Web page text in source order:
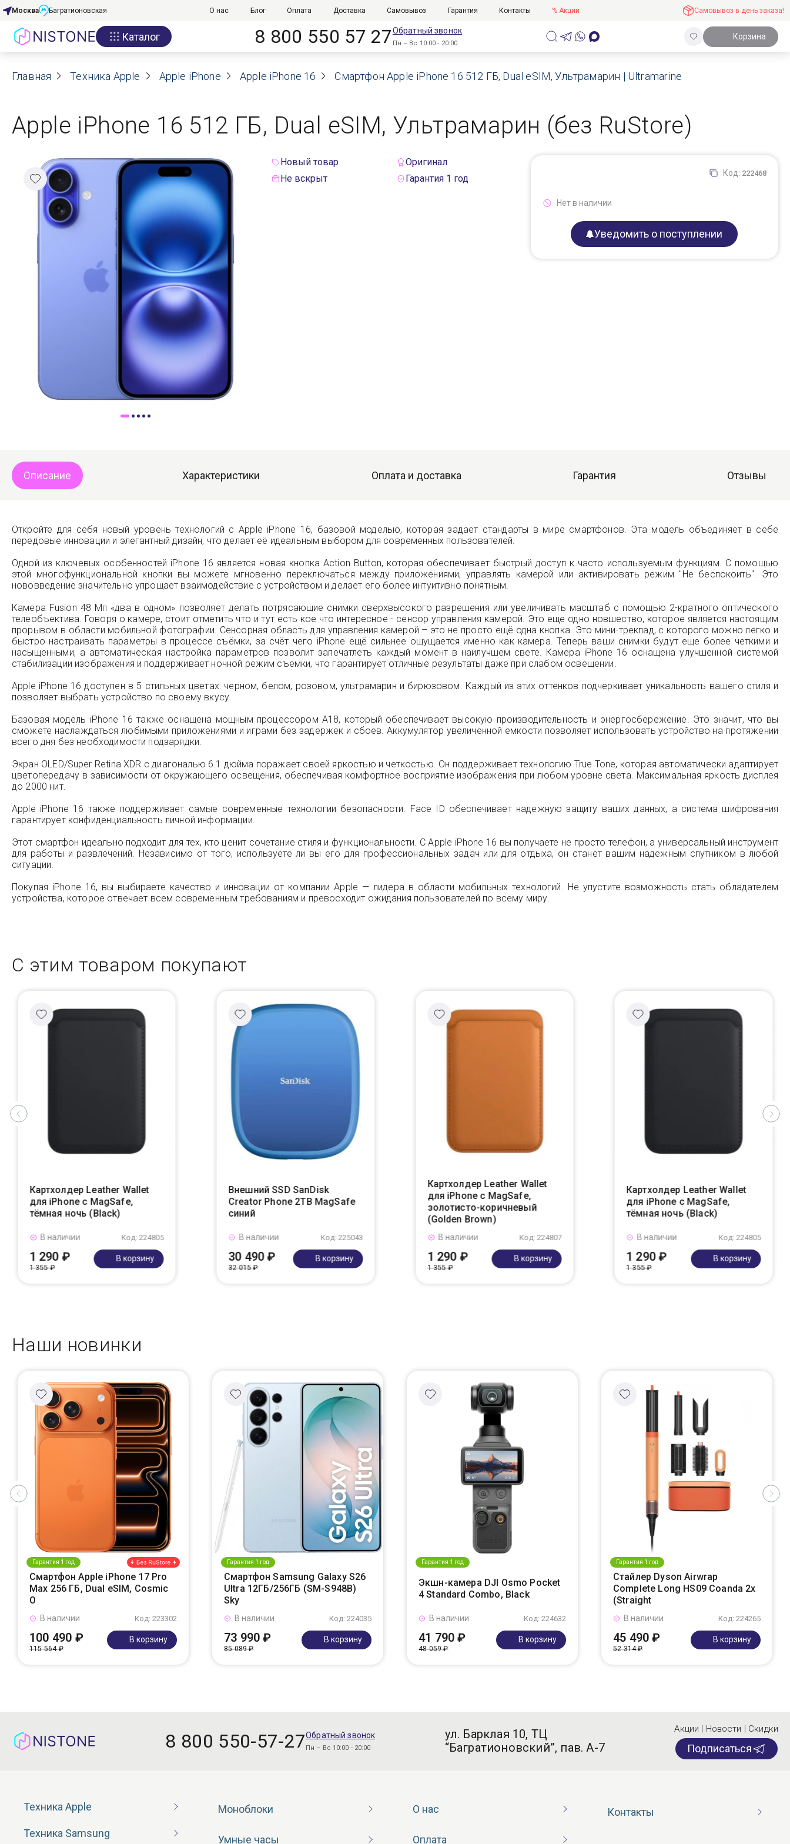
Акции
О нас
Реквизиты
Контакты
Гарантия
Доставка
Москва Багратионовская О нас Блог Оплата Доставка Самовывоз Гарантия Контакты % Акции Самовывоз в день заказа!
Каталог 8 800 550 57 27Обратный звонок
Пн – Вс 10:00 - 20:00
Корзина
Главная Техника Apple Apple iPhone Apple iPhone 16 Смартфон Apple iPhone 16 512 ГБ, Dual eSIM, Ультрамарин | Ultramarine
Apple iPhone 16 512 ГБ, Dual eSIM, Ультрамарин (без RuStore)
Новый товар
Оригинал
Не вскрыт
Гарантия 1 год Код: 222468
Нет в наличии
Уведомить о поступлении
Описание Характеристики Оплата и доставка Гарантия Отзывы
Откройте для себя новый уровень технологий с Apple iPhone 16, базовой моделью, которая задает стандарты в мире смартфонов. Эта модель объединяет в себе
передовые инновации и элегантный дизайн, что делает её идеальным выбором для современных пользователей.
Одной из ключевых особенностей iPhone 16 является новая кнопка Action Button, которая обеспечивает быстрый доступ к часто используемым функциям. С помощью
этой многофункциональной кнопки вы можете мгновенно переключаться между приложениями, управлять камерой или активировать режим "Не беспокоить". Это
нововведение значительно упрощает взаимодействие с устройством и делает его более интуитивно понятным.
Камера Fusion 48 Мп «два в одном» позволяет делать потрясающие снимки сверхвысокого разрешения или увеличивать масштаб с помощью 2-кратного оптического
телеобъектива. Говоря о камере, стоит отметить что и тут есть кое что интересное - сенсор управления камерой. Это еще одно новшество, которое является настоящим
прорывом в области мобильной фотографии. Сенсорная область для управления камерой – это не просто ещё одна кнопка. Это мини-трекпад, с которого можно легко и
быстро настраивать параметры в процессе съёмки, за счёт чего iPhone ещё сильнее ощущается именно как камера. Теперь ваши снимки будут еще более четкими и
насыщенными, а автоматическая настройка параметров позволит запечатлеть каждый момент в наилучшем свете. Камера iPhone 16 оснащена улучшенной системой
стабилизации изображения и поддерживает ночной режим съемки, что гарантирует отличные результаты даже при слабом освещении.
Apple iPhone 16 доступен в 5 стильных цветах: черном, белом, розовом, ультрамарин и бирюзовом. Каждый из этих оттенков подчеркивает уникальность вашего стиля и
позволяет выбрать устройство по своему вкусу.
Базовая модель iPhone 16 также оснащена мощным процессором A18, который обеспечивает высокую производительность и энергосбережение. Это значит, что вы
сможете наслаждаться любимыми приложениями и играми без задержек и сбоев. Аккумулятор увеличенной емкости позволяет использовать устройство на протяжении
всего дня без необходимости подзарядки.
Экран OLED/Super Retina XDR с диагональю 6.1 дюйма поражает своей яркостью и четкостью. Он поддерживает технологию True Tone, которая автоматически адаптирует
цветопередачу в зависимости от окружающего освещения, обеспечивая комфортное восприятие изображения при любом уровне света. Максимальная яркость дисплея
до 2000 нит.
Apple iPhone 16 также поддерживает самые современные технологии безопасности. Face ID обеспечивает надежную защиту ваших данных, а система шифрования
гарантирует конфиденциальность личной информации.
Этот смартфон идеально подходит для тех, кто ценит сочетание стиля и функциональности. С Apple iPhone 16 вы получаете не просто телефон, а универсальный инструмент
для работы и развлечений. Независимо от того, используете ли вы его для профессиональных задач или для отдыха, он станет вашим надежным спутником в любой
ситуации.
Покупая iPhone 16, вы выбираете качество и инновации от компании Apple — лидера в области мобильных технологий. Не упустите возможность стать обладателем
устройства, которое отвечает всем современным требованиям и превосходит ожидания пользователей по всему миру.
С этим товаром покупают
Картхолдер Leather Wallet
для iPhone с MagSafe,
тёмная ночь (Black)
Код: 224805
В наличии
1 290 ₽
1 355 ₽
В корзину
Внешний SSD SanDisk
Creator Phone 2TB MagSafe
синий
Код: 225043
В наличии
30 490 ₽
32 015 ₽
В корзину
Картхолдер Leather Wallet
для iPhone с MagSafe,
золотисто-коричневый
(Golden Brown)
Код: 224807
В наличии
1 290 ₽
1 355 ₽
В корзину
Картхолдер Leather Wallet
для iPhone с MagSafe,
тёмная ночь (Black)
Код: 224805
В наличии
1 290 ₽
1 355 ₽
В корзину
Наши новинки
Гарантия 1 год
Смартфон Apple iPhone 17 Pro
Max 256 ГБ, Dual eSIM, Cosmic
O
Код: 223302
В наличии
100 490 ₽
115 564 ₽
В корзину
Гарантия 1 год
Смартфон Samsung Galaxy S26
Ultra 12ГБ/256ГБ (SM-S948B)
Sky
Код: 224035
В наличии
73 990 ₽
85 089 ₽
В корзину
Гарантия 1 год
Экшн-камера DJI Osmo Pocket
4 Standard Combo, Black
Код: 224632
В наличии
41 790 ₽
48 059 ₽
В корзину
Гарантия 1 год
Стайлер Dyson Airwrap
Complete Long HS09 Coanda 2x
(Straight
Код: 224265
В наличии
45 490 ₽
52 314 ₽
В корзину
8 800 550-57-27Обратный звонок
Пн – Вс 10:00 - 20:00
ул. Барклая 10, ТЦ
“Багратионовский”, пав. А-7
Акции | Новости | Скидки
Подписаться
Техника Apple
Техника Samsung
Моноблоки
Умные часы
О нас
Оплата
Контакты